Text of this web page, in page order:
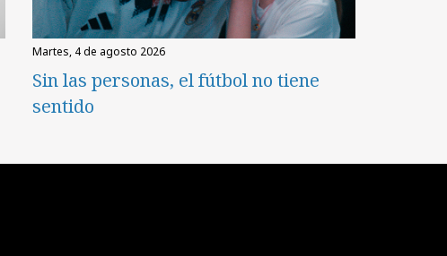
martes, 4 de agosto 2026
Sin las personas, el fútbol no tiene
sentido